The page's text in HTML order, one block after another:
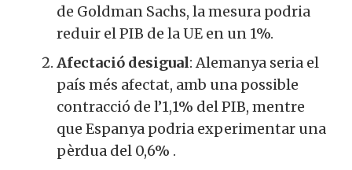
de Goldman Sachs, la mesura podria
reduir el PIB de la UE en un 1%.
Afectació desigual: Alemanya seria el
país més afectat, amb una possible
contracció de l’1,1% del PIB, mentre
que Espanya podria experimentar una
pèrdua del 0,6% .